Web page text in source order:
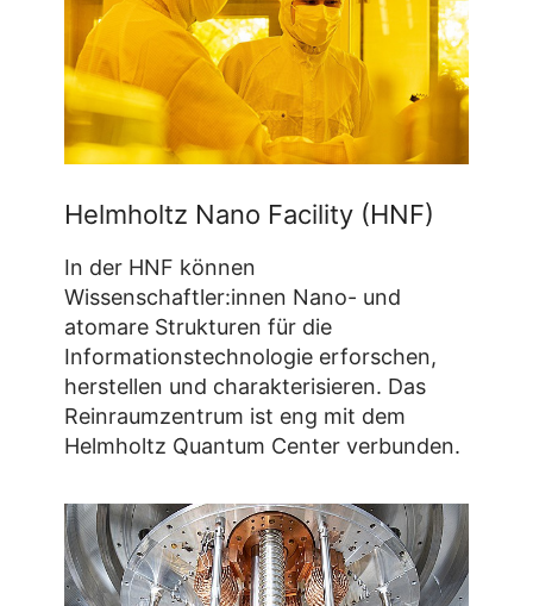
Helmholtz Nano Facility (HNF)
In der HNF können
Wissenschaftler:innen Nano- und
atomare Strukturen für die
Informationstechnologie erforschen,
herstellen und charakterisieren. Das
Reinraumzentrum ist eng mit dem
Helmholtz Quantum Center verbunden.